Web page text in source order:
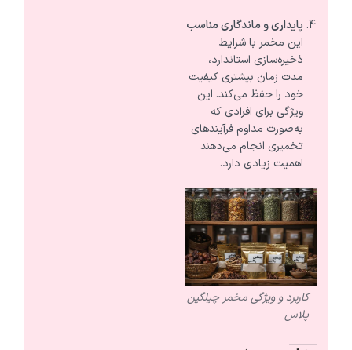
پایداری و ماندگاری مناسب
این مخمر با شرایط
ذخیره‌سازی استاندارد،
مدت زمان بیشتری کیفیت
خود را حفظ می‌کند. این
ویژگی برای افرادی که
به‌صورت مداوم فرآیندهای
تخمیری انجام می‌دهند
اهمیت زیادی دارد.
کاربرد و ویژگی مخمر چیلگین
پلاس